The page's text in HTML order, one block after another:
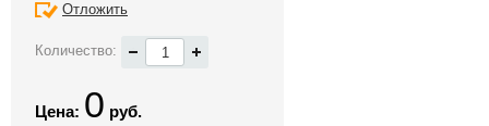
Отложить
Количество:
Цена: 0 руб.